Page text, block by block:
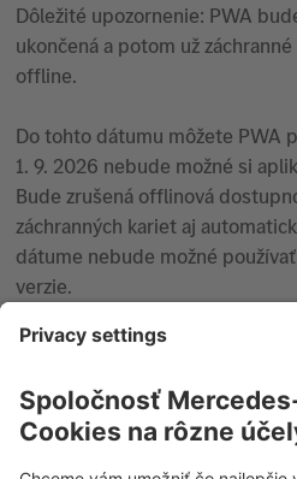
Dôležité upozornenie: PWA
ukončená a potom už
offline.
Do tohto dátumu môžete PWA
1. 9. 2026 nebude možné si
Bude zrušená offlinová
záchranných kariet aj
dátume nebude možné
verzie.